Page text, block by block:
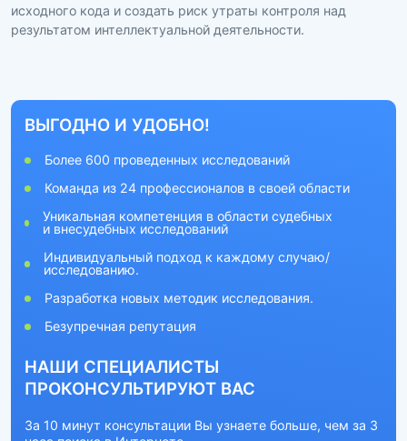
исходного кода и создать риск утраты контроля над
результатом интеллектуальной деятельности.
ВЫГОДНО И УДОБНО!
Более 600 проведенных исследований
Команда из 24 профессионалов в своей области
Уникальная компетенция в области судебных
и внесудебных исследований
Индивидуальный подход к каждому случаю/
исследованию.
Разработка новых методик исследования.
Безупречная репутация
НАШИ СПЕЦИАЛИСТЫ
ПРОКОНСУЛЬТИРУЮТ ВАС
За 10 минут консультации Вы узнаете больше, чем за 3